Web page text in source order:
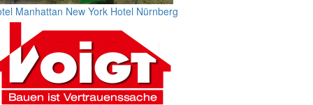
Manhattan New York Hotel Nürnberg